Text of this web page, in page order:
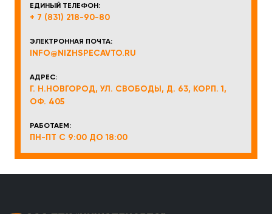
ЕДИНЫЙ ТЕЛЕФОН:
+ 7 (831) 218-90-80
ЭЛЕКТРОННАЯ ПОЧТА:
INFO@NIZHSPECAVTO.RU
АДРЕС:
Г. Н.НОВГОРОД, УЛ. СВОБОДЫ, Д. 63, КОРП. 1,
ОФ. 405
РАБОТАЕМ:
ПН-ПТ С 9:00 ДО 18:00